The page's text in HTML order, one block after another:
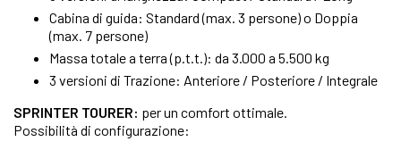
Cabina di guida: Standard (max. 3 persone) o Doppia
(max. 7 persone)
Massa totale a terra (p.t.t.): da 3.000 a 5.500 kg
3 versioni di Trazione: Anteriore / Posteriore / Integrale
SPRINTER TOURER: per un comfort ottimale.
Possibilità di configurazione: